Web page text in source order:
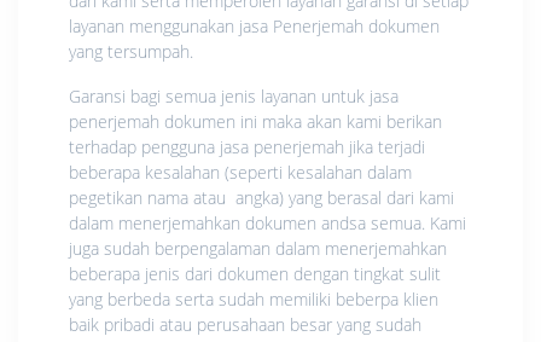
layanan menggunakan jasa Penerjemah dokumen
yang tersumpah.
Garansi bagi semua jenis layanan untuk jasa
penerjemah dokumen ini maka akan kami berikan
terhadap pengguna jasa penerjemah jika terjadi
beberapa kesalahan (seperti kesalahan dalam
pegetikan nama atau angka) yang berasal dari kami
dalam menerjemahkan dokumen andsa semua. Kami
juga sudah berpengalaman dalam menerjemahkan
beberapa jenis dari dokumen dengan tingkat sulit
yang berbeda serta sudah memiliki beberpa klien
baik pribadi atau perusahaan besar yang sudah